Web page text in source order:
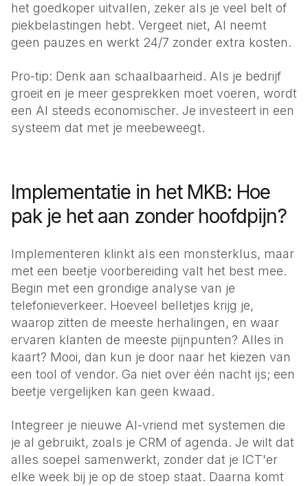
het goedkoper uitvallen, zeker als je veel belt of
piekbelastingen hebt. Vergeet niet, AI neemt
geen pauzes en werkt 24/7 zonder extra kosten.
Pro-tip: Denk aan schaalbaarheid. Als je bedrijf
groeit en je meer gesprekken moet voeren, wordt
een AI steeds economischer. Je investeert in een
systeem dat met je meebeweegt.
Implementatie in het MKB: Hoe
pak je het aan zonder hoofdpijn?
Implementeren klinkt als een monsterklus, maar
met een beetje voorbereiding valt het best mee.
Begin met een grondige analyse van je
telefonieverkeer. Hoeveel belletjes krijg je,
waarop zitten de meeste herhalingen, en waar
ervaren klanten de meeste pijnpunten? Alles in
kaart? Mooi, dan kun je door naar het kiezen van
een tool of vendor. Ga niet over één nacht ijs; een
beetje vergelijken kan geen kwaad.
Integreer je nieuwe AI-vriend met systemen die
je al gebruikt, zoals je CRM of agenda. Je wilt dat
alles soepel samenwerkt, zonder dat je ICT'er
elke week bij je op de stoep staat. Daarna komt